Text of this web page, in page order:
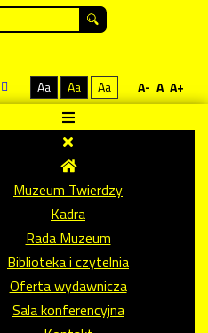
Aa Aa Aa A- A A+
Muzeum Twierdzy
Kadra
Rada Muzeum
Biblioteka i czytelnia
Oferta wydawnicza
Sala konferencyjna